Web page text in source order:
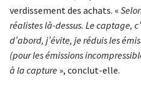
verdissement des achats. «
réalistes là-dessus. Le captage,
d’abord, j’évite, je réduis les
(pour les émissions
à la capture », conclut-elle.